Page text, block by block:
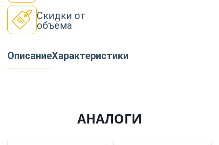
Скидки от
объёма
ОписаниеХарактеристики
АНАЛОГИ